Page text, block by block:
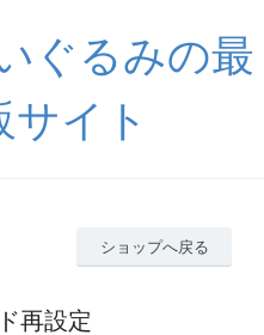
ぐるみの最
サイト
ショップへ戻る
再設定